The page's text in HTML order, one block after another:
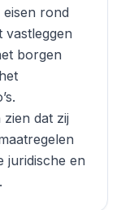
rond
vastleggen
borgen
dat zij
juridische en